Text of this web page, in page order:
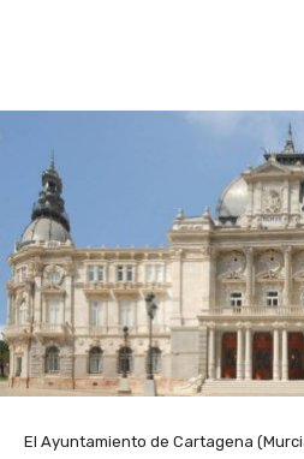
El Ayuntamiento de Cartagena